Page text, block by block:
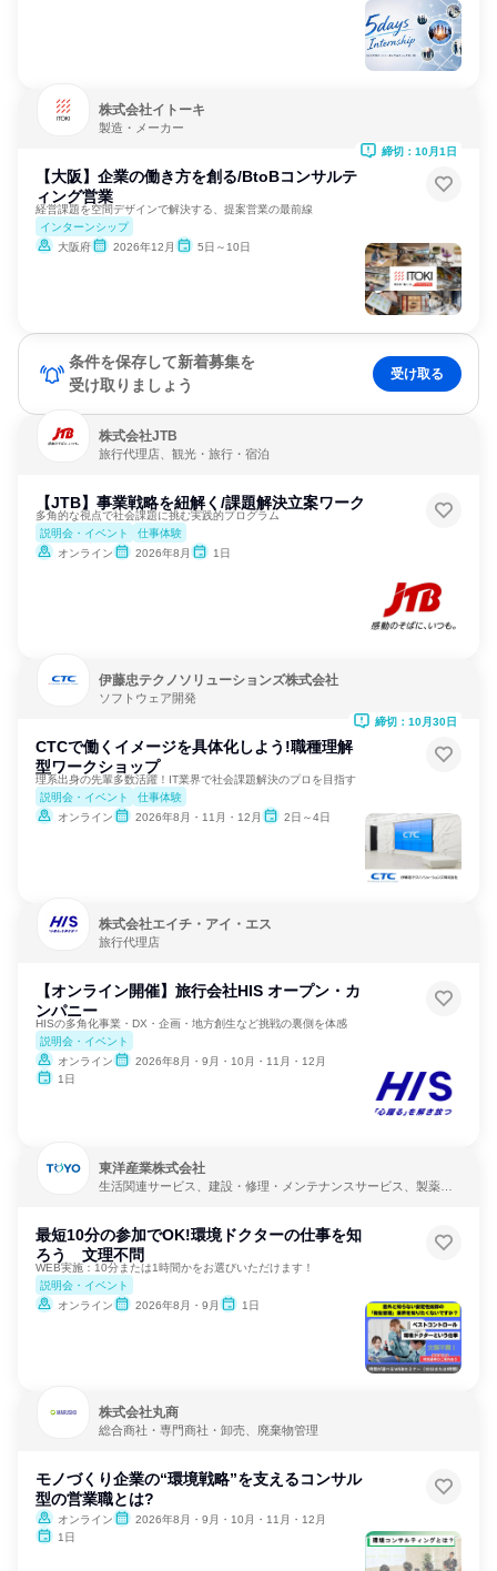
株式会社イトーキ
製造・メーカー
【大阪】企業の働き方を創る/BtoBコンサルテ
ィング営業
経営課題を空間デザインで解決する、提案営業の最前線
インターンシップ
大阪府
2026年12月 5日～10日
締切：10月1日
条件を保存して新着募集を
受け取りましょう
受け取る
株式会社JTB
旅行代理店、観光・旅行・宿泊
【JTB】事業戦略を紐解く/課題解決立案ワーク
多角的な視点で社会課題に挑む実践的プログラム
説明会・イベント
仕事体験
オンライン
2026年8月 1日
伊藤忠テクノソリューションズ株式会社
ソフトウェア開発
CTCで働くイメージを具体化しよう!職種理解
型ワークショップ
理系出身の先輩多数活躍！IT業界で社会課題解決のプロを目指す
説明会・イベント
仕事体験
オンライン
2026年8月・11月・12月 2日～4日
締切：10月30日
株式会社エイチ・アイ・エス
旅行代理店
【オンライン開催】旅行会社HIS オープン・カ
ンパニー
HISの多角化事業・DX・企画・地方創生など挑戦の裏側を体感
説明会・イベント
オンライン
2026年8月・9月・10月・11月・12月
1日
東洋産業株式会社
生活関連サービス、建設・修理・メンテナンスサービス、製薬・
最短10分の参加でOK!環境ドクターの仕事を知
ろう 文理不問
WEB実施：10分または1時間かをお選びいただけます！
説明会・イベント
オンライン
2026年8月・9月 1日
株式会社丸商
総合商社・専門商社・卸売、廃棄物管理
モノづくり企業の“環境戦略”を支えるコンサル
型の営業職とは?
オンライン
2026年8月・9月・10月・11月・12月
1日